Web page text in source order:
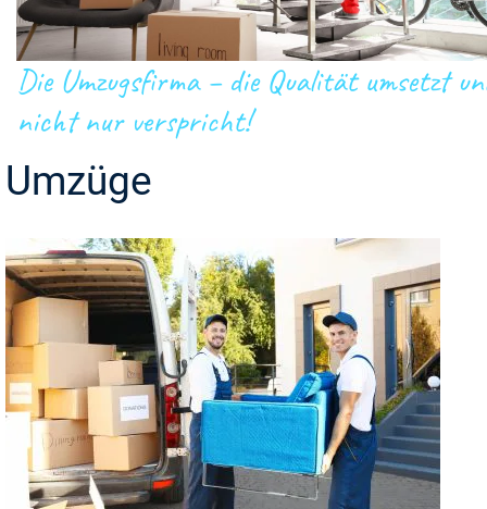
Die Umzugsfirma – die Qualität umsetzt
nicht nur verspricht!
Umzüge